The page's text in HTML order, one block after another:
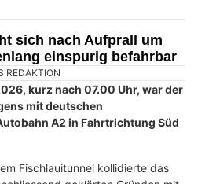
sich nach Aufprall um
einspurig befahrbar
REDAKTION
kurz nach 07.00 Uhr, war der
mit deutschen
A2 in Fahrtrichtung Süd
Fischlauitunnel kollidierte das